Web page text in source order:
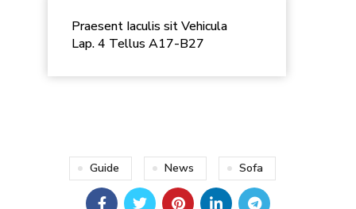
Praesent Iaculis sit Vehicula
Lap. 4 Tellus A17-B27
Guide News Sofa